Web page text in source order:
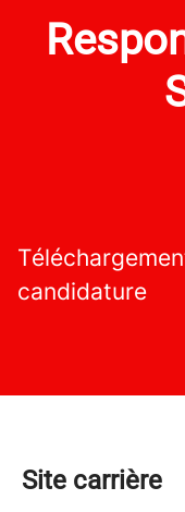
candidature
Site carrière